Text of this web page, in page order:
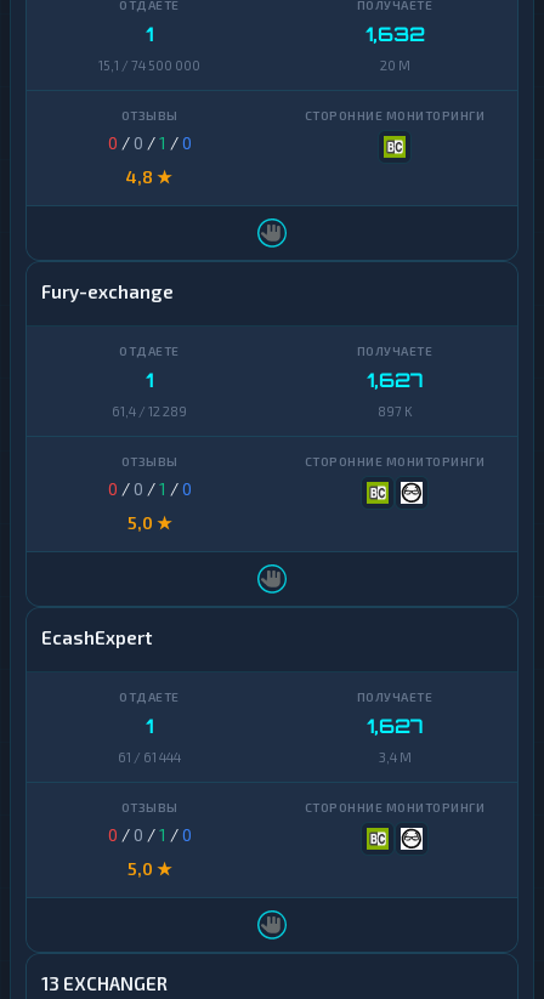
1
15,1 / 74 500 000
1,632
20 M
0 / 0 /1 /0
4,8 ★
Fury-exchange
1
61,4 / 12 289
1,627
897 K
0 / 0 /1 /0
5,0 ★
EcashExpert
1
61 / 61 444
1,627
3,4 M
0 / 0 /1 /0
5,0 ★
13 EXCHANGER